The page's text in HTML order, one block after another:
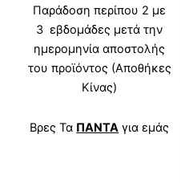
Παράδοση περίπου 2 με
3 εβδομάδες μετά την
ημερομηνία αποστολής
του προϊόντος (Αποθήκες
Κίνας)
Βρες Τα ΠΑΝΤΑ για εμάς